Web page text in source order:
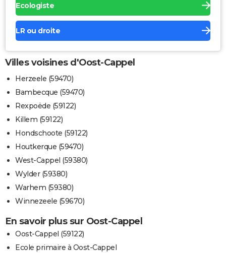
Ecologiste
LR ou droite
Villes voisines d'Oost-Cappel
Herzeele (59470)
Bambecque (59470)
Rexpoëde (59122)
Killem (59122)
Hondschoote (59122)
Houtkerque (59470)
West-Cappel (59380)
Wylder (59380)
Warhem (59380)
Winnezeele (59670)
En savoir plus sur Oost-Cappel
Oost-Cappel (59122)
Ecole primaire à Oost-Cappel